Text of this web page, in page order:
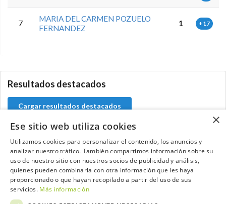
7
MARIA DEL CARMEN POZUELO
FERNANDEZ
1 +17
Resultados destacados
Cargar resultados destacados
Contacta con el equipo de NextCaddy
Opina Contacta
×
Ese sitio web utiliza cookies
Utilizamos cookies para personalizar el contenido, los anuncios y
analizar nuestro tráfico. También compartimos información sobre su
uso de nuestro sitio con nuestros socios de publicidad y análisis,
quienes pueden combinarla con otra información que les haya
proporcionado o que hayan recopilado a partir del uso de sus
servicios. Más información